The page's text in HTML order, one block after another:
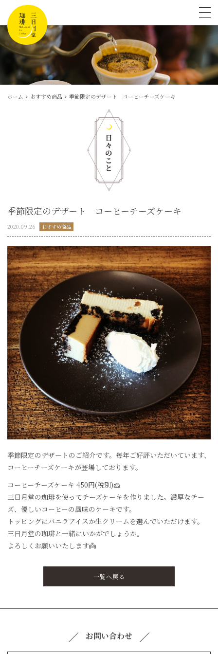
ホーム おすすめ商品 季節限定のデザート コーヒーチーズケーキ
季節限定のデザート コーヒーチーズケーキ
2020.09.26 おすすめ商品
季節限定のデザートのご紹介です。毎年ご好評いただいています、
コーヒーチーズケーキが登場しております。
コーヒーチーズケーキ 450円(税別)🧀
三日月堂の珈琲を使ってチーズケーキを作りました。濃厚なチー
ズ、優しいコーヒーの風味のケーキです。
トッピングにバニラアイスか生クリームを選んでいただけます。
三日月堂の珈琲と一緒にいかがでしょうか。
よろしくお願いいたします👼
一覧へ戻る
お問い合わせ